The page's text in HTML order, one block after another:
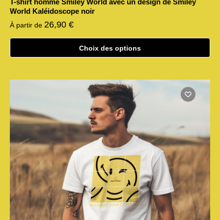
T-shirt homme Smiley World avec un design de Smiley
World Kaléidoscope noir
À partir de 26,90 €
Choix des options
variations.
Les
peuvent
être
choisies
sur
la
page
du